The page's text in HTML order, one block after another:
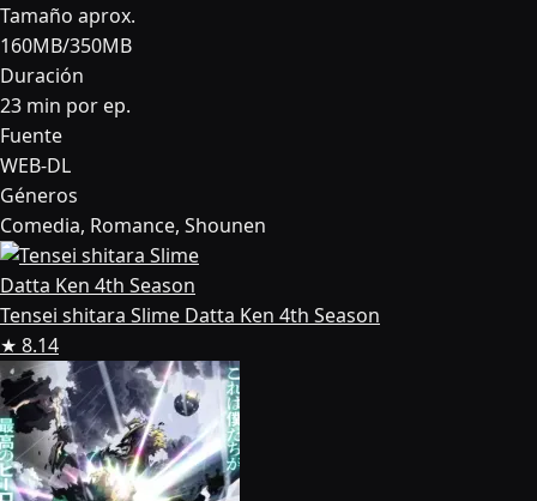
Tamaño aprox.
160MB/350MB
Duración
23 min por ep.
Fuente
WEB-DL
Géneros
Comedia, Romance, Shounen
Tensei shitara Slime Datta Ken 4th Season
★ 8.14